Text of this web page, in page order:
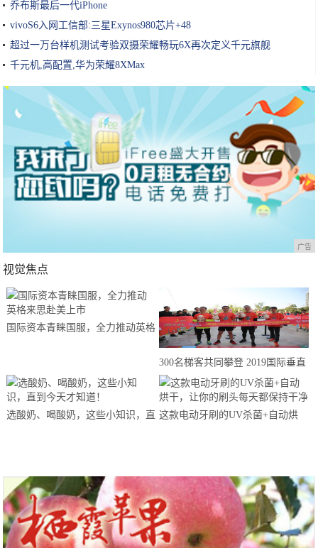
乔布斯最后一代iPhone
vivoS6入网工信部:三星Exynos980芯片+48
超过一万台样机测试考验双摄荣耀畅玩6X再次定义千元旗舰
千元机,高配置,华为荣耀8XMax
广告
视觉焦点
国际资本青睐国服，全力推动英格
300名梯客共同攀登 2019国际垂直
马拉松超级精英赛顺德海骏达中心
站欢乐开跑
选酸奶、喝酸奶，这些小知识，直 这款电动牙刷的UV杀菌+自动烘